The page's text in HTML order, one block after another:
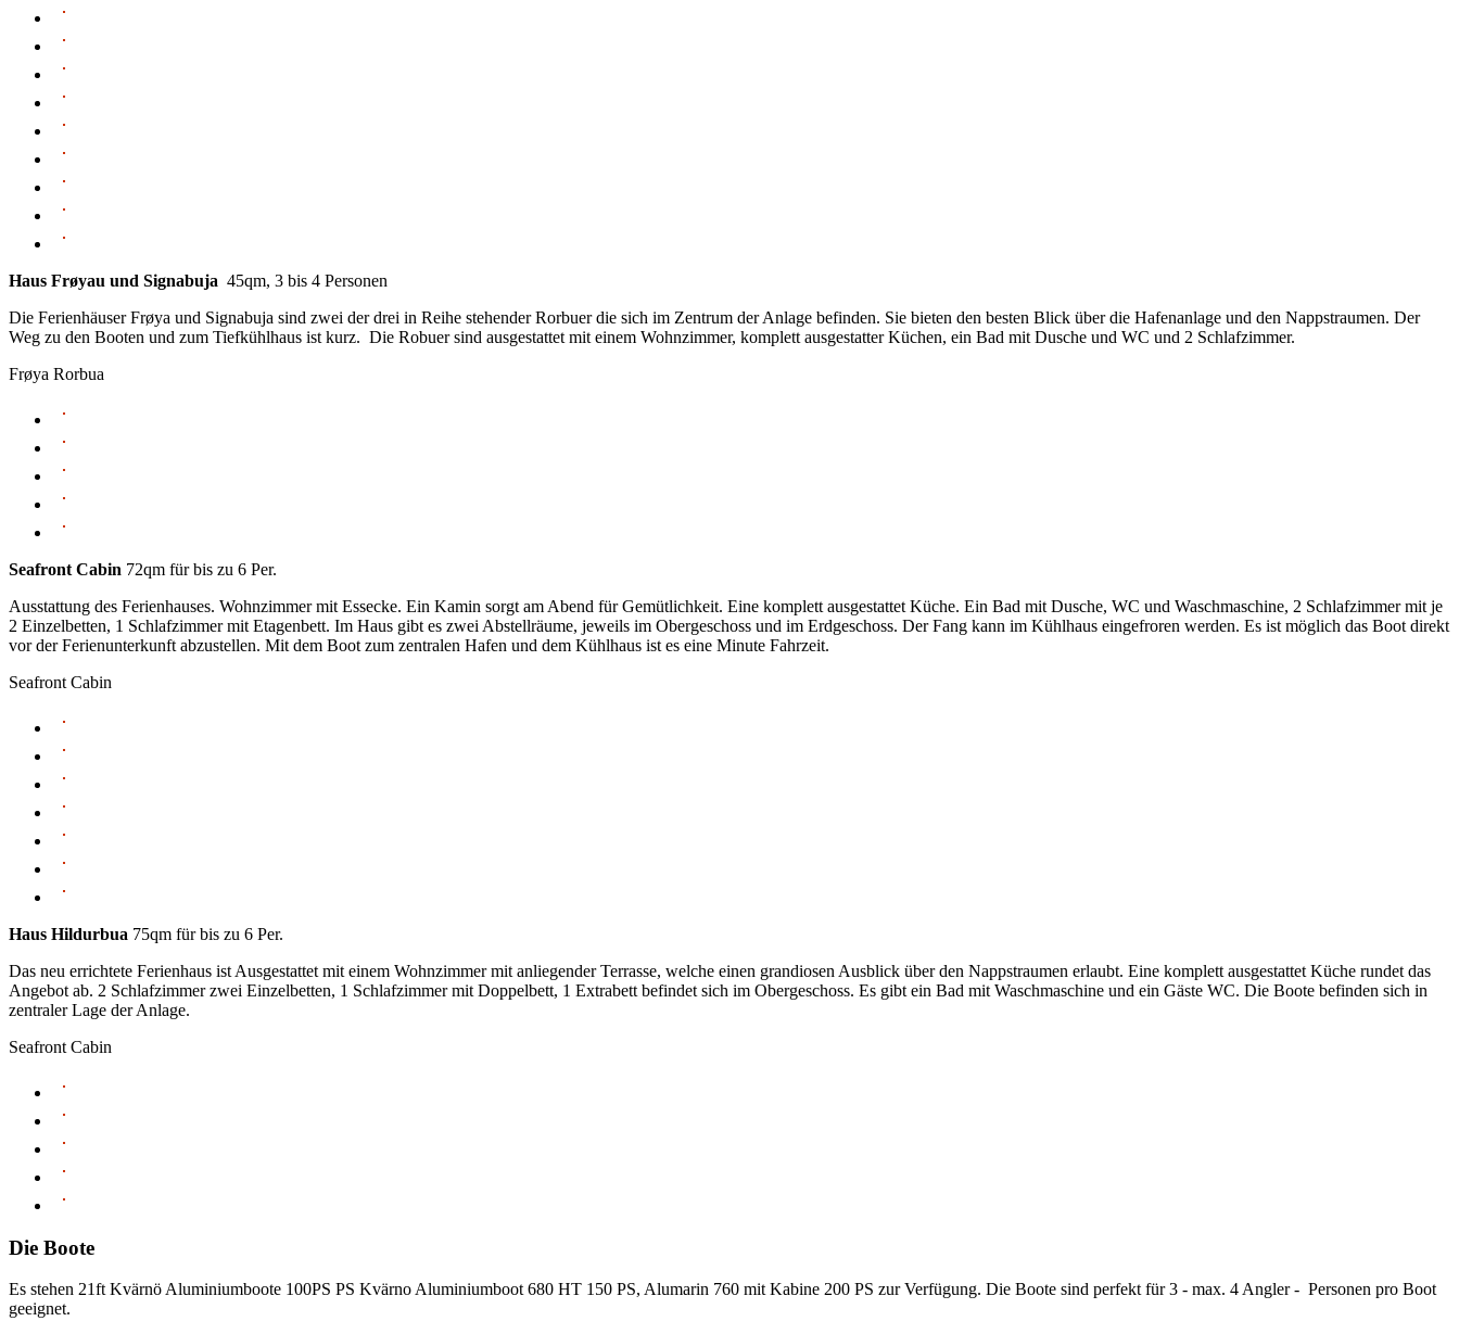
Haus Frøyau und Signabuja 45qm, 3 bis 4 Personen
Die Ferienhäuser Frøya und Signabuja sind zwei der drei in Reihe stehender Rorbuer die sich im Zentrum der Anlage befinden. Sie bieten den besten Blick über die Hafenanlage und den Nappstraumen. Der
Weg zu den Booten und zum Tiefkühlhaus ist kurz. Die Robuer sind ausgestattet mit einem Wohnzimmer, komplett ausgestatter Küchen, ein Bad mit Dusche und WC und 2 Schlafzimmer.
Frøya Rorbua
Seafront Cabin 72qm für bis zu 6 Per.
Ausstattung des Ferienhauses. Wohnzimmer mit Essecke. Ein Kamin sorgt am Abend für Gemütlichkeit. Eine komplett ausgestattet Küche. Ein Bad mit Dusche, WC und Waschmaschine, 2 Schlafzimmer mit je
2 Einzelbetten, 1 Schlafzimmer mit Etagenbett. Im Haus gibt es zwei Abstellräume, jeweils im Obergeschoss und im Erdgeschoss. Der Fang kann im Kühlhaus eingefroren werden. Es ist möglich das Boot direkt
vor der Ferienunterkunft abzustellen. Mit dem Boot zum zentralen Hafen und dem Kühlhaus ist es eine Minute Fahrzeit.
Seafront Cabin
Haus Hildurbua 75qm für bis zu 6 Per.
Das neu errichtete Ferienhaus ist Ausgestattet mit einem Wohnzimmer mit anliegender Terrasse, welche einen grandiosen Ausblick über den Nappstraumen erlaubt. Eine komplett ausgestattet Küche rundet das
Angebot ab. 2 Schlafzimmer zwei Einzelbetten, 1 Schlafzimmer mit Doppelbett, 1 Extrabett befindet sich im Obergeschoss. Es gibt ein Bad mit Waschmaschine und ein Gäste WC. Die Boote befinden sich in
zentraler Lage der Anlage.
Seafront Cabin
Die Boote
Es stehen 21ft Kvärnö Aluminiumboote 100PS PS Kvärno Aluminiumboot 680 HT 150 PS, Alumarin 760 mit Kabine 200 PS zur Verfügung. Die Boote sind perfekt für 3 - max. 4 Angler - Personen pro Boot
geeignet.